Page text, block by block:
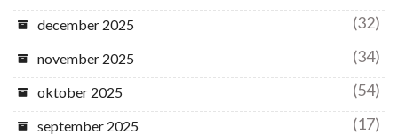
december 2025 (32)
november 2025 (34)
oktober 2025 (54)
september 2025 (17)